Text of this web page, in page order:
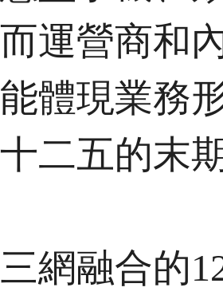
運營商和
體現業務
二五的末
網融合的